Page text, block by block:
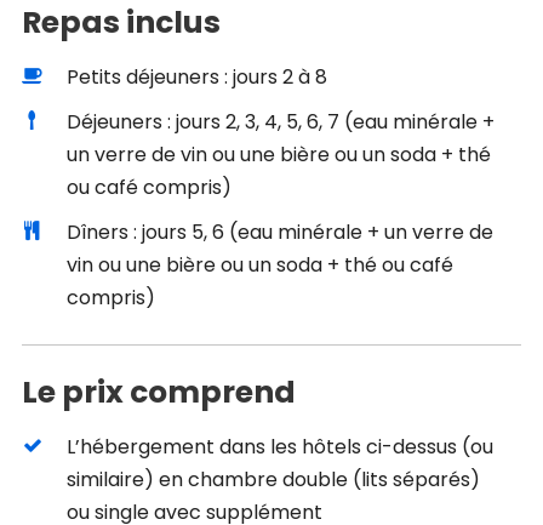
Repas inclus
Petits déjeuners : jours 2 à 8
Déjeuners : jours 2, 3, 4, 5, 6, 7 (eau minérale +
un verre de vin ou une bière ou un soda + thé
ou café compris)
Dîners : jours 5, 6 (eau minérale + un verre de
vin ou une bière ou un soda + thé ou café
compris)
Le prix comprend
L’hébergement dans les hôtels ci-dessus (ou
similaire) en chambre double (lits séparés)
ou single avec supplément